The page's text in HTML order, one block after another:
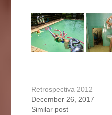
Retrospectiva 2012
December 26, 2017
Similar post